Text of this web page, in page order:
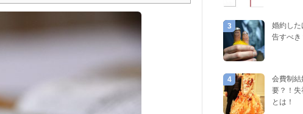
3
婚約した
告すべき
4
会費制結
要？！失
とは！